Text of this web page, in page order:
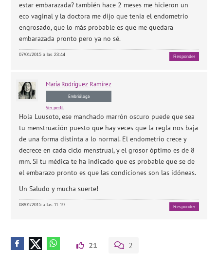
estar embarazada? también hace 2 meses me hicieron un
eco vaginal y la doctora me dijo que tenia el endometrio
engrosado, que lo más probable es que me quedara
embarazada pronto pero ya no sé.
07/01/2015 a las 23:44 Responder
María Rodríguez Ramírez
Embrióloga
Ver perfil
Hola Luusoto, ese manchado marrón oscuro puede que sea
tu menstruación puesto que hay veces que la regla nos baja
de una forma distinta a lo normal. El endometrio crece y
decrece en cada ciclo menstrual, y el grosor óptimo es de 8
mm. Si tu médica te ha indicado que es probable que se de
el embarazo pronto es que las condiciones son las idóneas.
Un Saludo y mucha suerte!
08/01/2015 a las 11:19 Responder
21 2